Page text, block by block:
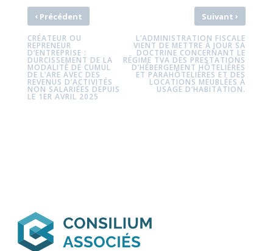
‹Précédent
CRÉATEUR OU
REPRENEUR
D’ENTREPRISE :
DURCISSEMENT DE LA
MODALITÉ DE CUMUL
DE L’ARE AVEC DES
REVENUS D’ACTIVITÉS
NON SALARIÉES DEPUIS
LE 1ER AVRIL 2025
Suivant›
L’ADMINISTRATION FISCALE
VIENT DE METTRE À JOUR SA
DOCTRINE CONCERNANT LE
RÉGIME TVA DES PRESTATIONS
D’HÉBERGEMENT HÔTELIÈRES
ET PARAHÔTELIÈRES ET DES
LOCATIONS MEUBLÉES À
USAGE D’HABITATION.